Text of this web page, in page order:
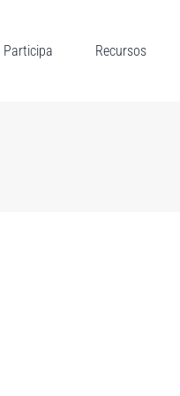
Participa Recursos